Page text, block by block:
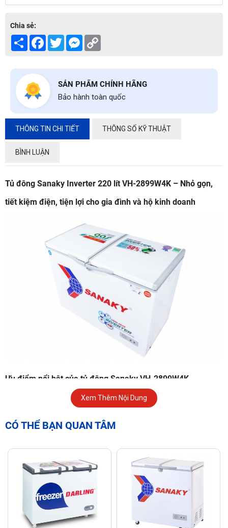
Chia sẻ:
Share Facebook
TwitterMessenger
SẢN PHẨM CHÍNH HÃNG
Bảo hành toàn quốc
THÔNG TIN CHI TIẾT THÔNG SỐ KỸ THUẬT
BÌNH LUẬN
Tủ đông Sanaky Inverter 220 lít VH-2899W4K – Nhỏ gọn,
tiết kiệm điện, tiện lợi cho gia đình và hộ kinh doanh
Ưu điểm nổi bật của tủ đông Sanaky VH-2899W4K
Công nghệ Inverter – Vận hành êm ái, tiết kiệm điện
Máy nén sử dụng công nghệ Inverter hiện đại
Giảm đến30–50% điện năng tiêu thụ
, vận hành êm, ổn
định, không gây ồn.
2 ngăn – 2 cánh tiện lợi
Ngăn đông sâu(≤ -18°C): Bảo quản thực phẩm đông như
Xem Thêm Nội Dung
CÓ THỂ BẠN QUAN TÂM